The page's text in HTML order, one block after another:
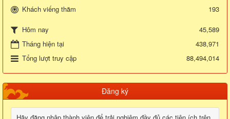
Khách viếng thăm
193
Hôm nay
45,589
Tháng hiện tại
438,971
Tổng lượt truy cập
88,494,014
Đăng ký